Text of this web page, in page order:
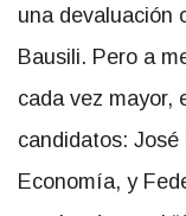
una devaluación
Bausili. Pero a
cada vez mayor,
candidatos:
Economía, y